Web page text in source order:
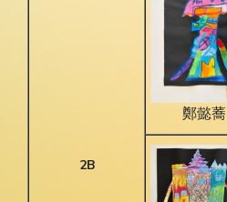
2B
鄭懿蕎